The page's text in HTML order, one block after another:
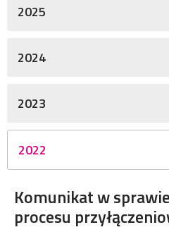
2025
2024
2023
2022
Komunikat w
procesu